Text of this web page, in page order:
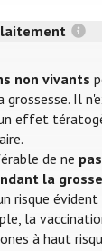
non vivants
grossesse. Il
effet
de ne
la
risque
la
à haut